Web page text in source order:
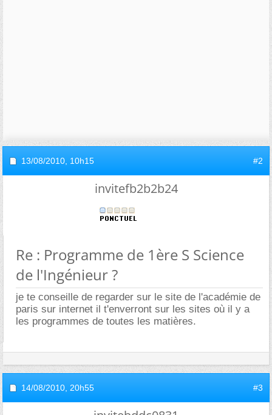
13/08/2010, 10h15 #2
invitefb2b2b24
Re : Programme de 1ère S Science
de l'Ingénieur ?
je te conseille de regarder sur le site de l'académie de
paris sur internet il t'enverront sur les sites où il y a
les programmes de toutes les matières.
14/08/2010, 20h55 #3